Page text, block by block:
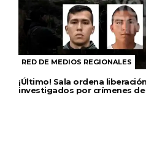
RED DE MEDIOS REGIONALES
¡Último! Sala ordena
investigados por crímenes